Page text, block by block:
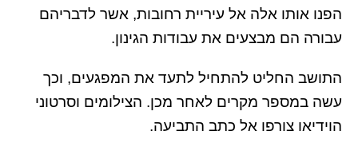
הפנו אותו אלה אל עיריית רחובות, אשר לדבריהם
עבורה הם מבצעים את עבודות הגינון.
התושב החליט להתחיל לתעד את המפגעים, וכך
עשה במספר מקרים לאחר מכן. הצילומים וסרטוני
הוידיאו צורפו אל כתב התביעה.